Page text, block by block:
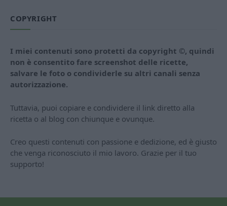
COPYRIGHT
I miei contenuti sono protetti da copyright ©, quindi
non è consentito fare screenshot delle ricette,
salvare le foto o condividerle su altri canali senza
autorizzazione.
Tuttavia, puoi copiare e condividere il link diretto alla
ricetta o al blog con chiunque e ovunque.
Creo questi contenuti con passione e dedizione, ed è giusto
che venga riconosciuto il mio lavoro. Grazie per il tuo
supporto!